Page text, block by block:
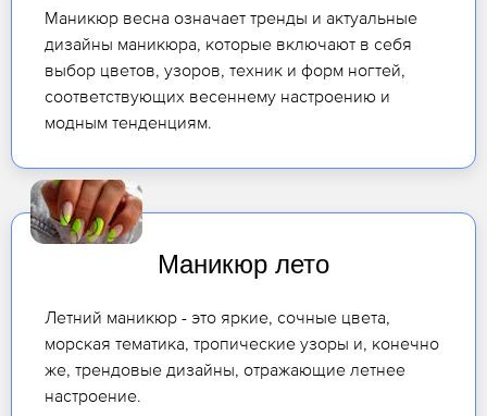
Маникюр весна означает тренды и актуальные
дизайны маникюра, которые включают в себя
выбор цветов, узоров, техник и форм ногтей,
соответствующих весеннему настроению и
модным тенденциям.
Маникюр лето
Летний маникюр - это яркие, сочные цвета,
морская тематика, тропические узоры и, конечно
же, трендовые дизайны, отражающие летнее
настроение.